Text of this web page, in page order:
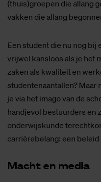
(thuis)groepen die allang
vakken die allang
Een student die nu nog bij
vrijwel kansloos als je het
zaken als kwaliteit en
studentenaantallen? Maar
je via het imago van de
handjevol bestuurders en
onderwijskunde
carrièrebelang: een
Macht en me­dia